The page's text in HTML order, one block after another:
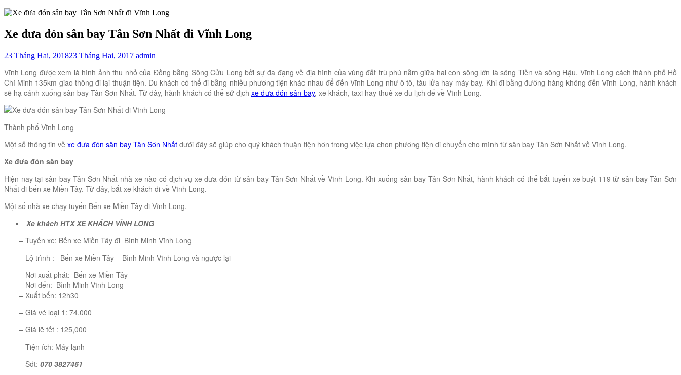
Xe đưa đón sân bay Tân Sơn Nhất đi Vĩnh Long
23 Tháng Hai, 201823 Tháng Hai, 2017 admin
Vĩnh Long được xem là hình ảnh thu nhỏ của Đồng bằng Sông Cửu Long bởi sự đa đạng về địa hình của vùng đất trù phú nằm giữa hai con sông lớn là sông Tiền và sông Hậu. Vĩnh Long cách thành phố Hồ
Chí Minh 135km giao thông đi lại thuận tiện. Du khách có thể đi bằng nhiều phương tiện khác nhau để đến Vĩnh Long như ô tô, tàu lửa hay máy bay. Khi đi bằng đường hàng không đến Vĩnh Long, hành khách
sẽ hạ cánh xuống sân bay Tân Sơn Nhất. Từ đây, hành khách có thể sử dịch xe đưa đón sân bay, xe khách, taxi hay thuê xe du lịch để về Vĩnh Long.
Thành phố Vĩnh Long
Một số thông tin về xe đưa đón sân bay Tân Sơn Nhất dưới đây sẽ giúp cho quý khách thuận tiện hơn trong việc lựa chon phương tiện di chuyển cho mình từ sân bay Tân Sơn Nhất về Vĩnh Long.
Xe đưa đón sân bay
Hiện nay tại sân bay Tân Sơn Nhất nhà xe nào có dịch vụ xe đưa đón từ sân bay Tân Sơn Nhất về Vĩnh Long. Khi xuống sân bay Tân Sơn Nhất, hành khách có thể bắt tuyến xe buýt 119 từ sân bay Tân Sơn
Nhất đi bến xe Miền Tây. Từ đây, bắt xe khách đi về Vĩnh Long.
Một số nhà xe chạy tuyến Bến xe Miền Tây đi Vĩnh Long.
Xe khách HTX XE KHÁCH VĨNH LONG
– Tuyến xe: Bến xe Miền Tây đi Bình Minh Vĩnh Long
– Lộ trình : Bến xe Miền Tây – Bình Minh Vĩnh Long và ngược lại
– Nơi xuất phát: Bến xe Miền Tây
– Nơi đến: Bình Minh Vĩnh Long
– Xuất bến: 12h30
– Giá vé loại 1: 74,000
– Giá lẽ tết : 125,000
– Tiện ích: Máy lạnh
– Sđt: 070 3827461